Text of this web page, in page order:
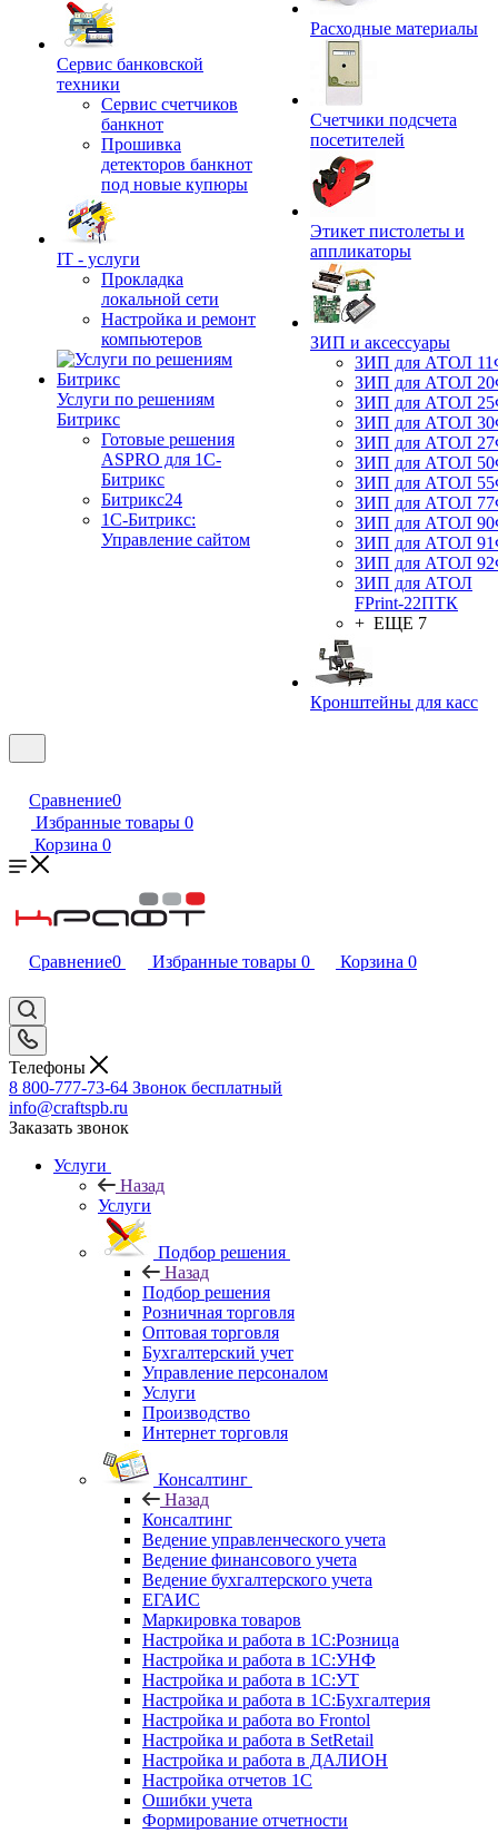
Сервис банковской
техники
Сервис счетчиков
банкнот
Прошивка
детекторов банкнот
под новые купюры
IT - услуги
Прокладка
локальной сети
Настройка и ремонт
компьютеров
Услуги по решениям
Битрикс
Готовые решения
ASPRO для 1С-
Битрикс
Битрикс24
1С-Битрикс:
Управление сайтом
Расходные материалы
Счетчики подсчета
посетителей
Этикет пистолеты и
аппликаторы
ЗИП и аксессуары
ЗИП для АТОЛ
ЗИП для АТОЛ
ЗИП для АТОЛ
ЗИП для АТОЛ
ЗИП для АТОЛ
ЗИП для АТОЛ
ЗИП для АТОЛ
ЗИП для АТОЛ
ЗИП для АТОЛ
ЗИП для АТОЛ
ЗИП для АТОЛ
ЗИП для АТОЛ
FPrint-22ПТК
+ ЕЩЕ 7
Кронштейны для касс
Сравнение0
Избранные товары 0
Корзина 0
Сравнение0 Избранные товары 0 Корзина 0
Телефоны
8 800-777-73-64 Звонок бесплатный
info@craftspb.ru
Заказать звонок
Услуги
Назад
Услуги
Подбор решения
Назад
Подбор решения
Розничная торговля
Оптовая торговля
Бухгалтерский учет
Управление персоналом
Услуги
Производство
Интернет торговля
Консалтинг
Назад
Консалтинг
Ведение управленческого учета
Ведение финансового учета
Ведение бухгалтерского учета
ЕГАИС
Маркировка товаров
Настройка и работа в 1С:Розница
Настройка и работа в 1С:УНФ
Настройка и работа в 1С:УТ
Настройка и работа в 1С:Бухгалтерия
Настройка и работа во Frontol
Настройка и работа в SetRetail
Настройка и работа в ДАЛИОН
Настройка отчетов 1С
Ошибки учета
Формирование отчетности